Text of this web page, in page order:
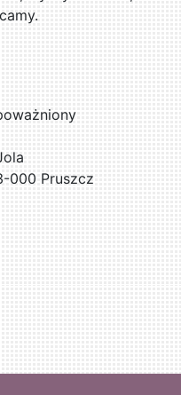
000 Pruszcz